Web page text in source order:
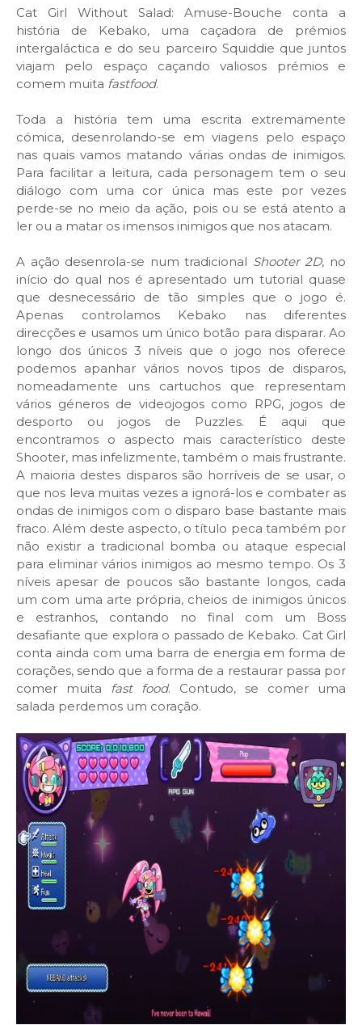
Cat Girl Without Salad: Amuse-Bouche conta a
história de Kebako, uma caçadora de prémios
intergaláctica e do seu parceiro Squiddie que juntos
viajam pelo espaço caçando valiosos prémios e
comem muita fastfood.
Toda a história tem uma escrita extremamente
cómica, desenrolando-se em viagens pelo espaço
nas quais vamos matando várias ondas de inimigos.
Para facilitar a leitura, cada personagem tem o seu
diálogo com uma cor única mas este por vezes
perde-se no meio da ação, pois ou se está atento a
ler ou a matar os imensos inimigos que nos atacam.
A ação desenrola-se num tradicional Shooter 2D, no
início do qual nos é apresentado um tutorial quase
que desnecessário de tão simples que o jogo é.
Apenas controlamos Kebako nas diferentes
direcções e usamos um único botão para disparar. Ao
longo dos únicos 3 níveis que o jogo nos oferece
podemos apanhar vários novos tipos de disparos,
nomeadamente uns cartuchos que representam
vários géneros de videojogos como RPG, jogos de
desporto ou jogos de Puzzles. É aqui que
encontramos o aspecto mais característico deste
Shooter, mas infelizmente, também o mais frustrante.
A maioria destes disparos são horríveis de se usar, o
que nos leva muitas vezes a ignorá-los e combater as
ondas de inimigos com o disparo base bastante mais
fraco. Além deste aspecto, o título peca também por
não existir a tradicional bomba ou ataque especial
para eliminar vários inimigos ao mesmo tempo. Os 3
níveis apesar de poucos são bastante longos, cada
um com uma arte própria, cheios de inimigos únicos
e estranhos, contando no final com um Boss
desafiante que explora o passado de Kebako. Cat Girl
conta ainda com uma barra de energia em forma de
corações, sendo que a forma de a restaurar passa por
comer muita fast food. Contudo, se comer uma
salada perdemos um coração.